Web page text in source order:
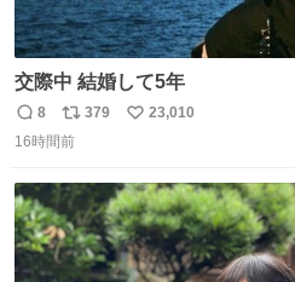
交際中 結婚して5年
返
信
8
リ
ポ
ト
数
379
い
数
23,010
16時間前